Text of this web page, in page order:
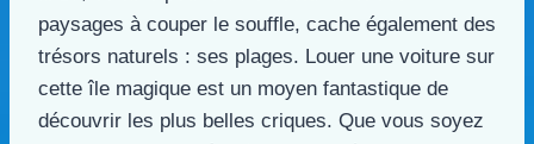
paysages à couper le souffle, cache également des
trésors naturels : ses plages. Louer une voiture sur
cette île magique est un moyen fantastique de
découvrir les plus belles criques. Que vous soyez